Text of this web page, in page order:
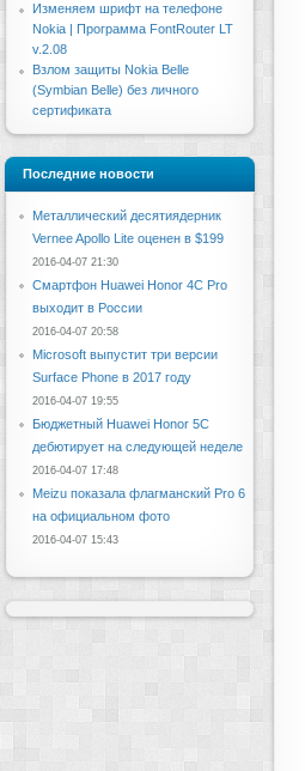
Изменяем шрифт на телефоне
Nokia | Программа FontRouter LT
v.2.08
Взлом защиты Nokia Belle
(Symbian Belle) без личного
сертификата
Последние новости
Металлический десятиядерник
Vernee Apollo Lite оценен в $199
2016-04-07 21:30
Смартфон Huawei Honor 4C Pro
выходит в России
2016-04-07 20:58
Microsoft выпустит три версии
Surface Phone в 2017 году
2016-04-07 19:55
Бюджетный Huawei Honor 5C
дебютирует на следующей неделе
2016-04-07 17:48
Meizu показала флагманский Pro 6
на официальном фото
2016-04-07 15:43